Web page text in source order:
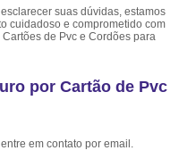
suas dúvidas, estamos
cuidadoso e comprometido com
de Pvc e Cordões para
por Cartão de Pvc
em contato por email.